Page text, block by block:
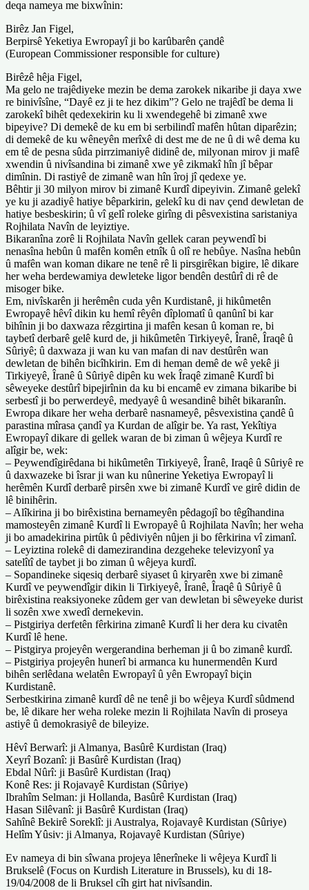
deqa nameya me bixwînin:
Birêz Jan Figel,
Berpirsê Yeketiya Ewropayî ji bo karûbarên çandê
(European Commissioner responsible for culture)
Birêzê hêja Figel,
Ma gelo ne trajêdiyeke mezin be dema zarokek nikaribe ji daya xwe
re binivîsîne, “Dayê ez ji te hez dikim”? Gelo ne trajêdî be dema li
zarokekî bihêt qedexekirin ku li xwendegehê bi zimanê xwe
bipeyive? Di demekê de ku em bi serbilindî mafên hûtan diparêzin;
di demekê de ku wêneyên merîxê di dest me de ne û di wê dema ku
em tê de pesna sûda pirrzimaniyê didinê de, milyonan mirov ji mafê
xwendin û nivîsandina bi zimanê xwe yê zikmakî hîn jî bêpar
dimînin. Di rastiyê de zimanê wan hîn îroj jî qedexe ye.
Bêhtir ji 30 milyon mirov bi zimanê Kurdî dipeyivin. Zimanê gelekî
ye ku ji azadiyê hatiye bêparkirin, gelekî ku di nav çend dewletan de
hatiye besbeskirin; û vî gelî roleke girîng di pêsvexistina saristaniya
Rojhilata Navîn de leyiztiye.
Bikaranîna zorê li Rojhilata Navîn gellek caran peywendî bi
nenasîna hebûn û mafên komên etnîk û olî re hebûye. Nasîna hebûn
û mafên wan koman dikare ne tenê rê li pirsgirêkan bigire, lê dikare
her weha berdewamiya dewleteke ligor bendên destûrî di rê de
misoger bike.
Em, nivîskarên ji herêmên cuda yên Kurdistanê, ji hikûmetên
Ewropayê hêvî dikin ku hemî rêyên dîplomatî û qanûnî bi kar
bihînin ji bo daxwaza rêzgirtina ji mafên kesan û koman re, bi
taybetî derbarê gelê kurd de, ji hikûmetên Tirkiyeyê, Îranê, Îraqê û
Sûriyê; û daxwaza ji wan ku van mafan di nav destûrên wan
dewletan de bihên bicîhkirin. Em di heman demê de wê yekê ji
Tirkiyeyê, Îranê û Sûriyê dipên ku wek Îraqê zimanê Kurdî bi
sêweyeke destûrî bipejirînin da ku bi encamê ev zimana bikaribe bi
serbestî ji bo perwerdeyê, medyayê û wesandinê bihêt bikaranîn.
Ewropa dikare her weha derbarê nasnameyê, pêsvexistina çandê û
parastina mîrasa çandî ya Kurdan de alîgir be. Ya rast, Yekîtiya
Ewropayî dikare di gellek waran de bi ziman û wêjeya Kurdî re
alîgir be, wek:
– Peywendîgirêdana bi hikûmetên Tirkiyeyê, Îranê, Iraqê û Sûriyê re
û daxwazeke bi îsrar ji wan ku nûnerine Yeketiya Ewropayî li
herêmên Kurdî derbarê pirsên xwe bi zimanê Kurdî ve girê didin de
lê binihêrin.
– Alîkirina ji bo birêxistina bernameyên pêdagojî bo têgîhandina
mamosteyên zimanê Kurdî li Ewropayê û Rojhilata Navîn; her weha
ji bo amadekirina pirtûk û pêdiviyên nûjen ji bo fêrkirina vî zimanî.
– Leyiztina rolekê di damezirandina dezgeheke televizyonî ya
satelîtî de taybet ji bo ziman û wêjeya kurdî.
– Sopandineke siqesiq derbarê siyaset û kiryarên xwe bi zimanê
Kurdî ve peywendîgir dikin li Tirkiyeyê, Îranê, Îraqê û Sûriyê û
birêxistina reaksiyoneke zûdem ger van dewletan bi sêweyeke durist
li sozên xwe xwedî dernekevin.
– Pistgiriya derfetên fêrkirina zimanê Kurdî li her dera ku civatên
Kurdî lê hene.
– Pistgirya projeyên wergerandina berheman ji û bo zimanê kurdî.
– Pistgiriya projeyên hunerî bi armanca ku hunermendên Kurd
bihên serlêdana welatên Ewropayî û yên Ewropayî biçin
Kurdistanê.
Serbestkirina zimanê kurdî dê ne tenê ji bo wêjeya Kurdî sûdmend
be, lê dikare her weha roleke mezin li Rojhilata Navîn di proseya
astiyê û demokrasiyê de bileyize.
Hêvî Berwarî: ji Almanya, Basûrê Kurdistan (Iraq)
Xeyrî Bozanî: ji Basûrê Kurdistan (Iraq)
Ebdal Nûrî: ji Basûrê Kurdistan (Iraq)
Konê Res: ji Rojavayê Kurdistan (Sûriye)
Ibrahîm Selman: ji Hollanda, Basûrê Kurdistan (Iraq)
Hasan Silêvanî: ji Basûrê Kurdistan (Iraq)
Sahînê Bekirê Soreklî: ji Australya, Rojavayê Kurdistan (Sûriye)
Helîm Yûsiv: ji Almanya, Rojavayê Kurdistan (Sûriye)
Ev nameya di bin sîwana projeya lênerîneke li wêjeya Kurdî li
Brukselê (Focus on Kurdish Literature in Brussels), ku di 18-
19/04/2008 de li Bruksel cîh girt hat nivîsandin.